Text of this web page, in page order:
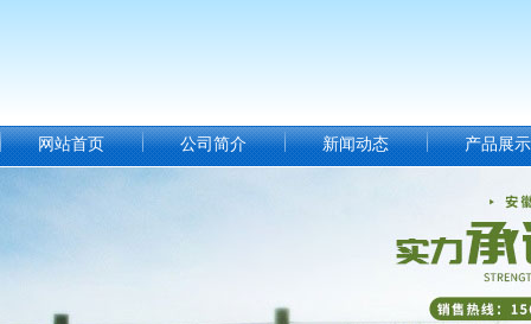
网站首页 公司简介 新闻动态 产品展示